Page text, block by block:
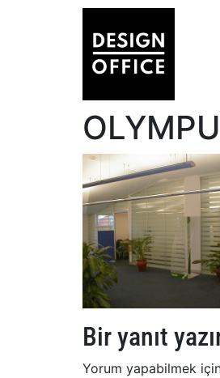
Bir yanıt
Yorum yapabilmek